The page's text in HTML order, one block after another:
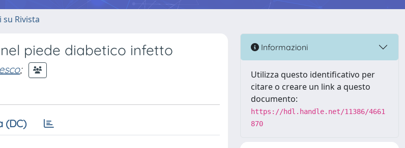
su Rivista
piede diabetico infetto
;
(DC)
Informazioni
Utilizza questo identificativo per
citare o creare un link a questo
documento:
https://hdl.handle.net/11386/4661
870